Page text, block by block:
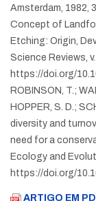
Amsterdam, 1982,
Concept of
Etching: Origin,
Science Reviews,
https://doi.org/
ROBINSON, T.;
HOPPER, S. D.;
diversity and
need for a
Ecology and
https://doi.org/
ARTIGO EM